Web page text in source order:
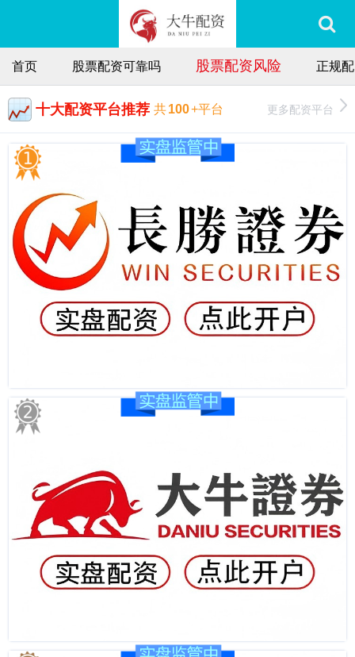
首页 股票配资可靠吗 股票配资风险 正规
十大配资平台推荐 共100+平台 更多配资平台